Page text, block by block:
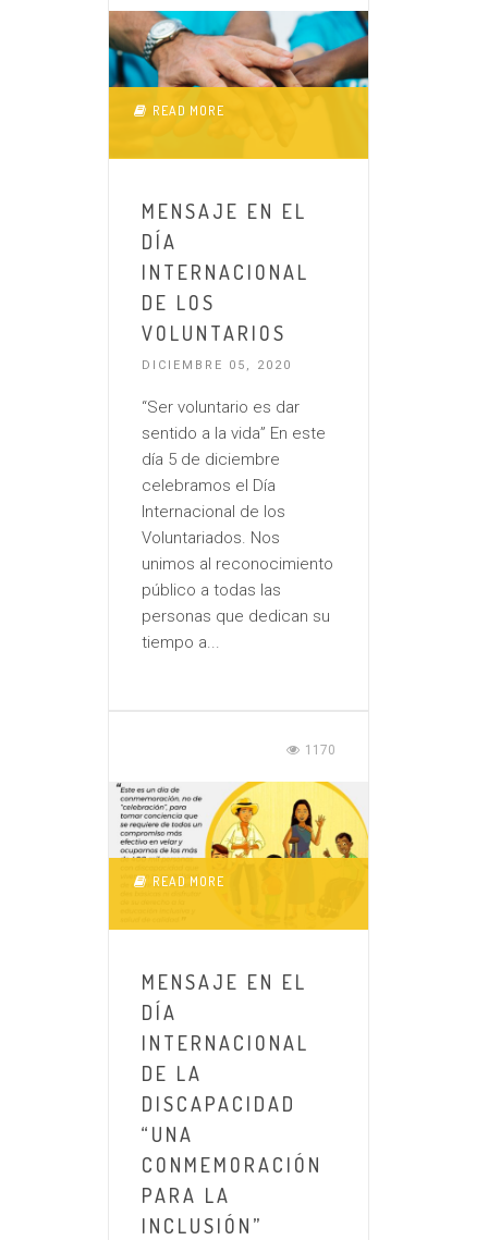
READ MORE
MENSAJE EN EL
DÍA
INTERNACIONAL
DE LOS
VOLUNTARIOS
DICIEMBRE 05, 2020
“Ser voluntario es dar
sentido a la vida” En este
día 5 de diciembre
celebramos el Día
Internacional de los
Voluntariados. Nos
unimos al reconocimiento
público a todas las
personas que dedican su
tiempo a...
1170
READ MORE
MENSAJE EN EL
DÍA
INTERNACIONAL
DE LA
DISCAPACIDAD
“UNA
CONMEMORACIÓN
PARA LA
INCLUSIÓN”